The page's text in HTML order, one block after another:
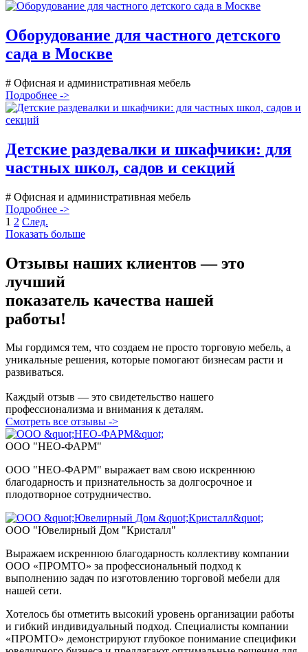
Оборудование для частного детского
сада в Москве
# Офисная и административная мебель
Подробнее ->
Детские раздевалки и шкафчики: для
частных школ, садов и секций
# Офисная и административная мебель
Подробнее ->
1 2 След.
Показать больше
Отзывы наших клиентов — это
лучший
показатель качества нашей
работы!
Мы гордимся тем, что создаем не просто торговую мебель, а
уникальные решения, которые помогают бизнесам расти и
развиваться.
Каждый отзыв — это свидетельство нашего
профессионализма и внимания к деталям.
Смотреть все отзывы ->
ООО "НЕО-ФАРМ"
ООО "НЕО-ФАРМ" выражает вам свою искреннюю
благодарность и признательность за долгосрочное и
плодотворное сотрудничество.
ООО "Ювелирный Дом "Кристалл"
Выражаем искреннюю благодарность коллективу компании
ООО «ПPOMTO» за профессиональный подход к
выполнению задач по изготовлению торговой мебели для
нашей сети.
Хотелось бы отметить высокий уровень организации работы
и гибкий индивидуальный подход. Специалисты компании
«ПPOMTO» демонстрируют глубокое понимание специфики